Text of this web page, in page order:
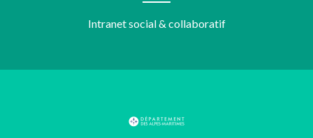
Intranet social & collaboratif